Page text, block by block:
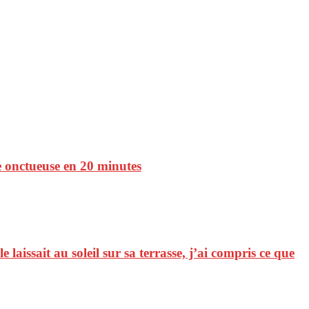
en 20 minutes
laissait au soleil sur sa terrasse, j’ai compris ce que